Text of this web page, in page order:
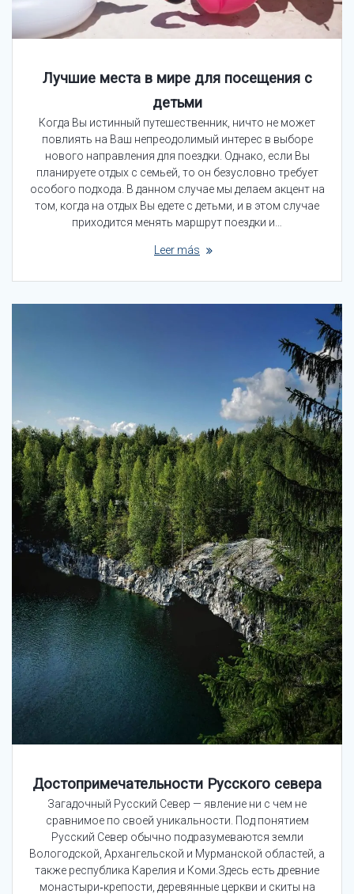
Лучшие места в мире для посещения с
детьми
Когда Вы истинный путешественник, ничто не может
повлиять на Ваш непреодолимый интерес в выборе
нового направления для поездки. Однако, если Вы
планируете отдых с семьей, то он безусловно требует
особого подхода. В данном случае мы делаем акцент на
том, когда на отдых Вы едете с детьми, и в этом случае
приходится менять маршрут поездки и…
Leer más
Достопримечательности Русского севера
Загадочный Русский Север — явление ни с чем не
сравнимое по своей уникальности. Под понятием
Русский Север обычно подразумеваются земли
Вологодской, Архангельской и Мурманской областей, а
также республика Карелия и Коми.Здесь есть древние
монастыри‑крепости, деревянные церкви и скиты на